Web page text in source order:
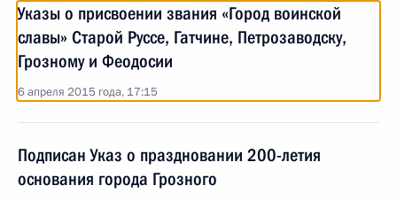
Указы о присвоении звания «Город воинской
славы» Старой Руссе, Гатчине, Петрозаводску,
Грозному и Феодосии
6 апреля 2015 года, 17:15
Подписан Указ о праздновании 200-летия
основания города Грозного